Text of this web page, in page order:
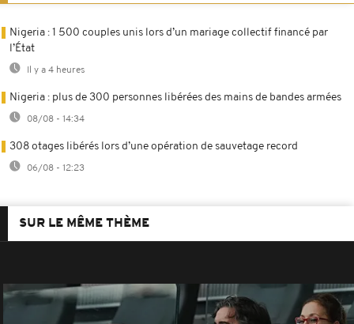
Nigeria : 1 500 couples unis lors d’un mariage collectif financé par
l’État
Il y a 4 heures
Nigeria : plus de 300 personnes libérées des mains de bandes armées
08/08 - 14:34
308 otages libérés lors d’une opération de sauvetage record
06/08 - 12:23
SUR LE MÊME THÈME